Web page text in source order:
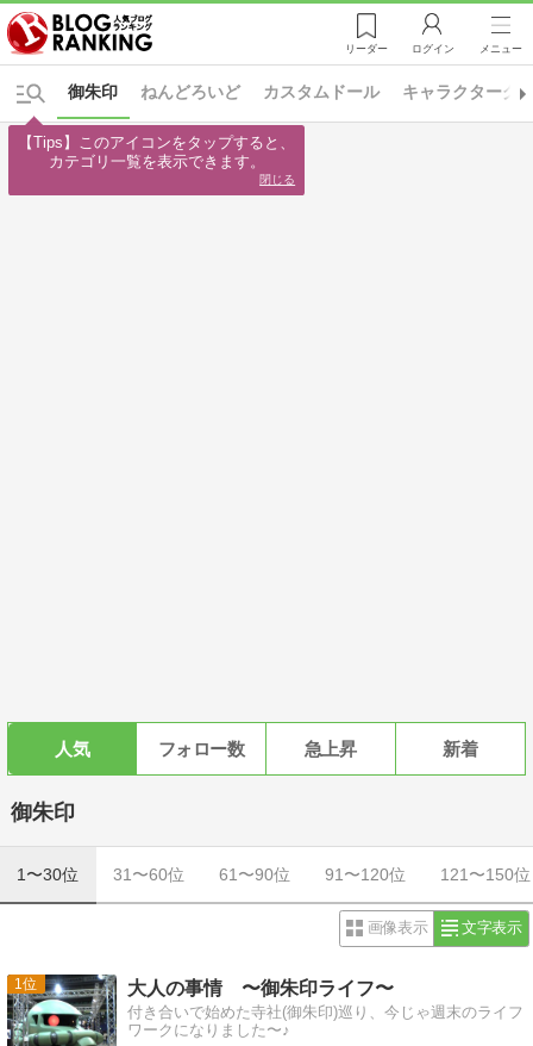
リーダー ログイン メニュー
ねんどろいど カスタムドール キャラクターグ
御朱印
人気 フォロー数 急上昇 新着
御朱印
1〜30位 31〜60位 61〜90位 91〜120位 121〜150位
画像表示 文字表示
1 大人の事情 〜御朱印ライフ〜
付き合いで始めた寺社(御朱印)巡り、今じゃ週末のライフ
ワークになりました〜♪
【Tips】このアイコンをタップすると、
カテゴリ一覧を表示できます。
閉じる